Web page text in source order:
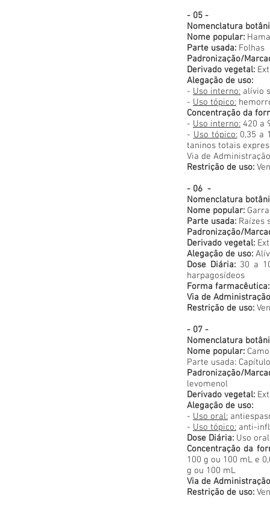
- 05 -
Nomenclatura
Nome popular:
Parte usada: Folhas
Padronização/
Derivado vegetal:
Alegação de uso:
- Uso interno: alívio
- Uso tópico:
Concentração da
- Uso interno: 420 a
- Uso tópico:0,35 a
taninos totais
Via de
Restrição de uso:
- 06 -
Nomenclatura
Nome popular:
Parte usada: Raízes
Padronização/
Derivado vegetal:
Alegação de uso:
Dose Diária:30 a
harpagosídeos
Forma farmacêutica:
Via de
Restrição de uso:
- 07 -
Nomenclatura
Nome popular:
Parte usada:
Padronização/
levomenol
Derivado vegetal:
Alegação de uso:
- Uso oral:
- Uso tópico: anti-
Dose Diária: Uso
Concentração da
100 g ou 100 mL e
g ou 100 mL
Via de
Restrição de uso: